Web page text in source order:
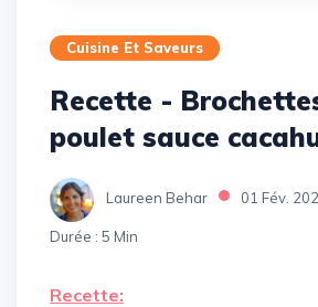
Cuisine Et Saveurs
Recette -
poulet sauce
Laureen Behar 01 Fév.
Durée : 5 Min
Recette: